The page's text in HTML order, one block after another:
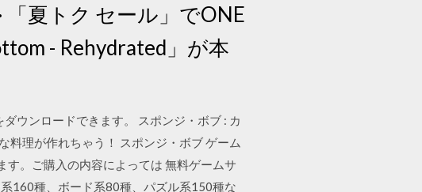
夏トク セール」でONE
- Rehydrated」が本
ウンロードできます。 スポンジ・ボブ : カ
料理が作れちゃう！ スポンジ・ボブ ゲーム
。ご購入の内容によっては 無料ゲームサ
160種、ボード系80種、パズル系150種な